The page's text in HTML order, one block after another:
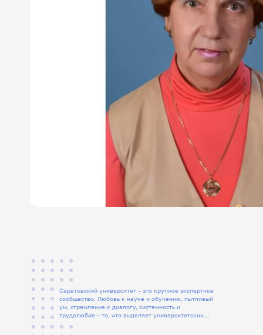
Саратовский университет – это крупное экспертное
сообщество. Любовь к науке и обучению, пытливый
ум, стремление к диалогу, системность и
трудолюбие – то, что выделяет университетских